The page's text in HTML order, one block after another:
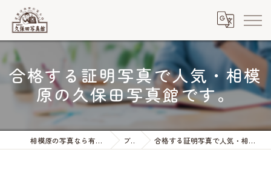
合格する証明写真で人気・相模
原の久保田写真館です。
相模原の写真なら有限会社久保田写真館 ブログ 合格する証明写真で人気・相模原の久保田写真館です。